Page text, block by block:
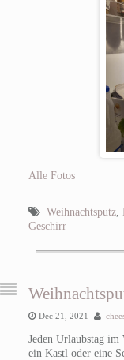
Alle Fotos
Weihnachtsputz,
Geschirr
Dec 21, 2021
Jeden Urlaubstag
ein Kastl oder eine